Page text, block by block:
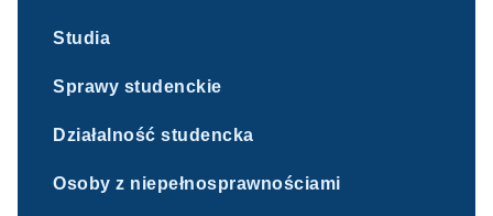
Studia
Sprawy studenckie
Działalność studencka
Osoby z niepełnosprawnościami